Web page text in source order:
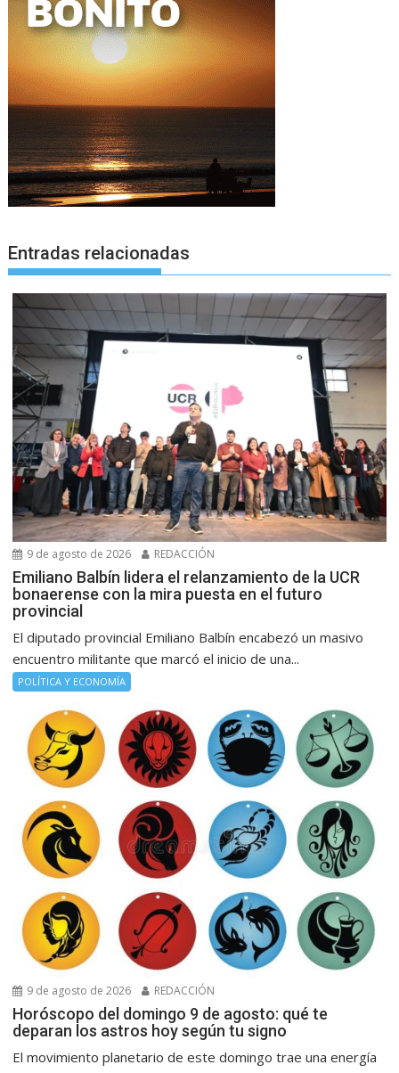
Entradas relacionadas
9 de agosto de 2026 REDACCIÓN
Emiliano Balbín lidera el relanzamiento de la UCR
bonaerense con la mira puesta en el futuro
provincial
El diputado provincial Emiliano Balbín encabezó un masivo
encuentro militante que marcó el inicio de una...
POLÍTICA Y ECONOMÍA
9 de agosto de 2026 REDACCIÓN
Horóscopo del domingo 9 de agosto: qué te
deparan los astros hoy según tu signo
El movimiento planetario de este domingo trae una energía